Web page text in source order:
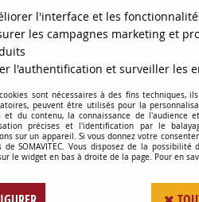
CONSOMMABLES
LAITON M5 SERIE MOYENNE
l'interface et les
les campagnes marketing et
l'authentification et surveiller les
sont nécessaires à des fins techniques,
peuvent être utilisés pour la
et du contenu, la connaissance de l'audience
précises et l'identification par le
sur un appareil. Si vous donnez votre
de SOMAVITEC. Vous disposez de la
le widget en bas à droite de la page. Pour en